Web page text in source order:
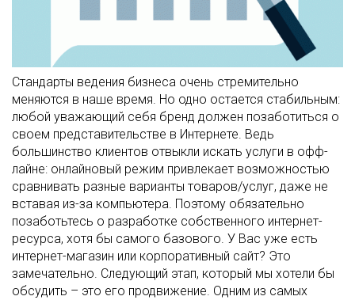
Стандарты ведения бизнеса очень стремительно
меняются в наше время. Но одно остается стабильным:
любой уважающий себя бренд должен позаботиться о
своем представительстве в Интернете. Ведь
большинство клиентов отвыкли искать услуги в офф-
лайне: онлайновый режим привлекает возможностью
сравнивать разные варианты товаров/услуг, даже не
вставая из-за компьютера. Поэтому обязательно
позаботьтесь о разработке собственного интернет-
ресурса, хотя бы самого базового. У Вас уже есть
интернет-магазин или корпоративный сайт? Это
замечательно. Следующий этап, который мы хотели бы
обсудить – это его продвижение. Одним из самых